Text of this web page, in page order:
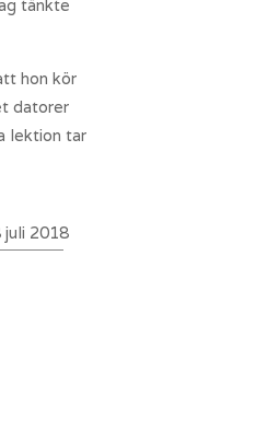
tänkte
hon kör
datorer
lektion tar
juli 2018